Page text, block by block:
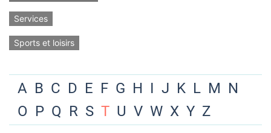
Services
Sports et loisirs
A B C D E F G H I J K L M N
O P Q R S T U V W X Y Z